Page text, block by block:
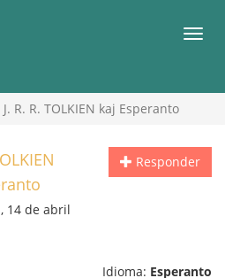
J. R. R. TOLKIEN kaj Esperanto
Responder
, 14 de abril
Idioma: Esperanto